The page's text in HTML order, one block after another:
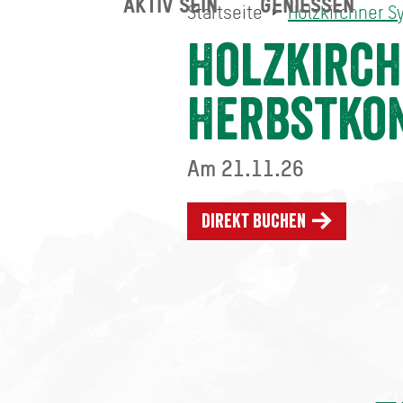
Startseite Holzkirchner
Am 21.11.26
Direkt buchen
Holzkirchner
AKTIV SEIN GENIESSEN